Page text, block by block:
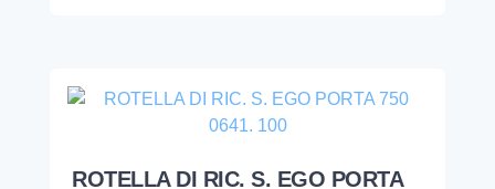
ROTELLA DI RIC. S. EGO PORTA